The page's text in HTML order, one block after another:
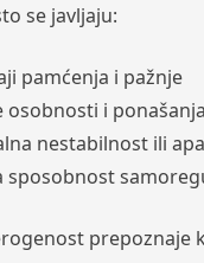
se javljaju:
pamćenja i pažnje
osobnosti i
nestabilnost ili
sposobnost